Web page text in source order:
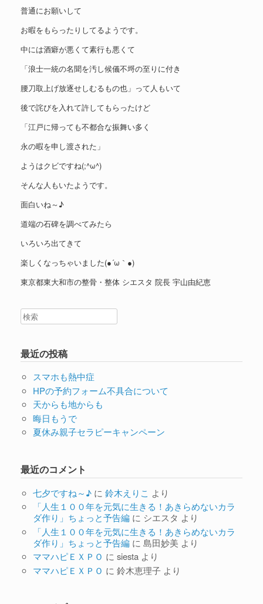
普通にお願いして
お暇をもらったりしてるようです。
中には酒癖が悪くて素行も悪くて
「浪士一統の名聞を汚し候儀不埒の至りに付き
腰刀取上げ放逐せしむるもの也」って人もいて
後で詫びを入れて許してもらったけど
「江戸に帰っても不都合な振舞い多く
永の暇を申し渡された」
ようはクビですね(;^ω^)
そんな人もいたようです。
面白いね～♪
道端の石碑を調べてみたら
いろいろ出てきて
楽しくなっちゃいました(●´ω｀●)
東京都東大和市の整骨・整体 シエスタ 院長 宇山由紀恵
最近の投稿
スマホも熱中症
HPの予約フォーム不具合について
天からも地からも
晦日もうで
夏休み親子セラピーキャンペーン
最近のコメント
七夕ですね～♪に 鈴木えりこ より
「人生１００年を元気に生きる！あきらめないカラ
ダ作り」ちょっと予告編に シエスタ より
「人生１００年を元気に生きる！あきらめないカラ
ダ作り」ちょっと予告編に 島田妙美 より
ママハピＥＸＰＯ に siestaより
ママハピＥＸＰＯ に 鈴木恵理子より